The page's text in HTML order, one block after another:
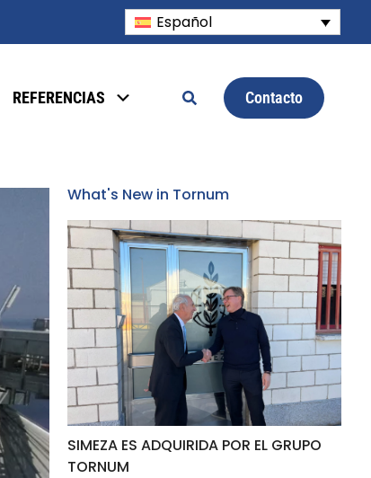
Español
REFERENCIAS Contacto
What's New in Tornum
SIMEZA ES ADQUIRIDA POR EL GRUPO
TORNUM